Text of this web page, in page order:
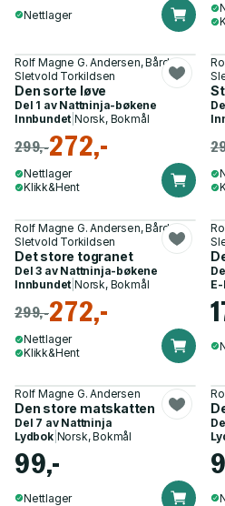
Nettlager
Rolf Magne G. Andersen, Bård
Sletvold Torkildsen
Den sorte løve
Del 1 av Nattninja-bøkene
Innbundet |Norsk, Bokmål
299,-272,-
Nettlager
Klikk&Hent
Rolf Magne G. Andersen, Bård
Sletvold Torkildsen
Det store togranet
Del 3 av Nattninja-bøkene
Innbundet |Norsk, Bokmål
299,-272,-
Nettlager
Klikk&Hent
Rolf Magne G. Andersen
Den store matskatten
Del 7 av Nattninja
Lydbok| Norsk, Bokmål
99,-
Nettlager